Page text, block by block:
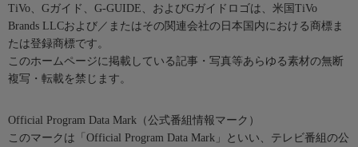
TiVo、Gガイド、G-GUIDE、およびGガイドロゴは、米国TiVo
Brands LLCおよび／またはその関連会社の日本国内における商標ま
たは登録商標です。
このホームページに掲載している記事・写真等あらゆる素材の無断
複写・転載を禁じます。
Official Program Data Mark（公式番組情報マーク）
このマークは「Official Program Data Mark」といい、テレビ番組の公